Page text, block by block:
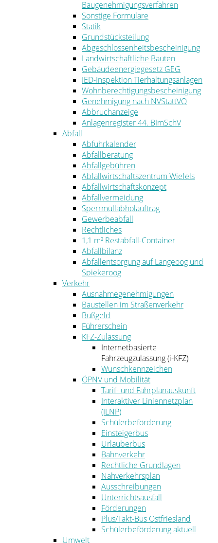
Baugenehmigungsverfahren
Sonstige Formulare
Statik
Grundstücksteilung
Abgeschlossenheitsbescheinigung
Landwirtschaftliche Bauten
Gebäudeenergiegesetz GEG
IED-Inspektion Tierhaltungsanlagen
Wohnberechtigungsbescheinigung
Genehmigung nach NVStättVO
Abbruchanzeige
Anlagenregister 44. BImSchV
Abfall
Abfuhrkalender
Abfallberatung
Abfallgebühren
Abfallwirtschaftszentrum Wiefels
Abfallwirtschaftskonzept
Abfallvermeidung
Sperrmüllabholauftrag
Gewerbeabfall
Rechtliches
1,1 m³ Restabfall-Container
Abfallbilanz
Abfallentsorgung auf Langeoog und
Spiekeroog
Verkehr
Ausnahmegenehmigungen
Baustellen im Straßenverkehr
Bußgeld
Führerschein
KFZ-Zulassung
Internetbasierte
Fahrzeugzulassung (i-KFZ)
Wunschkennzeichen
ÖPNV und Mobilität
Tarif- und Fahrplanauskunft
Interaktiver Liniennetzplan
(ILNP)
Schülerbeförderung
Einsteigerbus
Urlauberbus
Bahnverkehr
Rechtliche Grundlagen
Nahverkehrsplan
Ausschreibungen
Unterrichtsausfall
Förderungen
Plus/Takt-Bus Ostfriesland
Schülerbeförderung aktuell
Umwelt